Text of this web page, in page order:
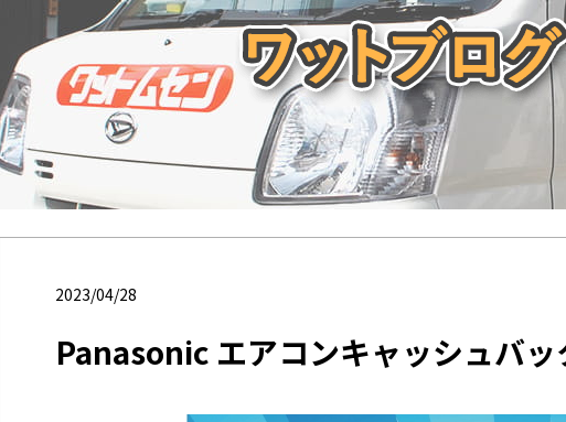
2023/04/28
Panasonic エアコンキャッシュバ